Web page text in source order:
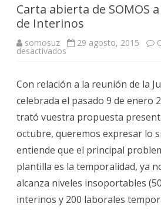
Carta abierta de SOMOS
de Interinos
somosuz 29 agosto, 2015
desactivadosen
SOMOS
a
la
Plataforma
de
Interinos
Con relación a la reunión de la
celebrada el pasado 9 de enero
trató vuestra propuesta
octubre, queremos expresar lo
entiende que el principal
plantilla es la temporalidad, ya
alcanza niveles insoportables
interinos y 200 laborales